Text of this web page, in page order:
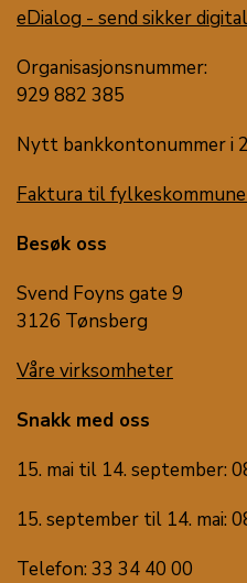
eDialog - send sikker
Organisasjonsnummer:
929 882 385
Nytt bankkontonummer i
Faktura til
Besøk oss
Svend Foyns gate 9
3126 Tønsberg
Våre virksomheter
Snakk med oss
15. mai til 14. september:
15. september til 14. mai:
Telefon: 33 34 40 00